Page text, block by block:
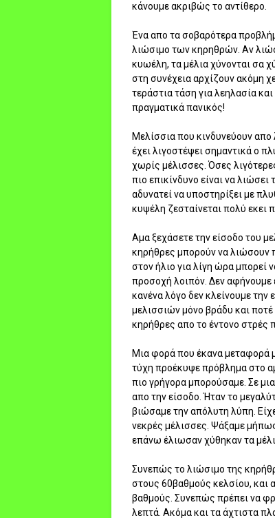
κάνουμε ακριβώς το αντίθερο.
Ένα απο τα σοβαρότερα
λιώσιμο των κηρηθρών. Αν
κυωέλη, τα μέλια χύνονται σα
στη συνέχεια αρχίζουν ακόμη
τεράστια τάση για λεηλασία
πραγματικά πανικός!
Μελίσσια που κινδυνεύουν
έχει λιγοστέψει σημαντικά ο
χωρίς μέλισσες. Όσες
πιο επικίνδυνο είναι να
αδυνατεί να υποστηρίξει με
κυψέλη ζεσταίνεται πολύ εκει
Αμα ξεχάσετε την είσοδο του
κηρήθρες μπορούν να λιώσουν
στον ήλιο για λίγη ώρα μπορεί
προσοχή λοιπόν. Δεν αφήνουμε
κανένα λόγο δεν κλείνουμε την
μελισσιών μόνο βράδυ και
κηρήθρες απο το έντονο στρές
Μια φορά που έκανα μεταφορά
τύχη προέκυψε πρόβλημα στο
πιο γρήγορα μπορούσαμε. Σε
απο την είσοδο. Ήταν το
βιώσαμε την απόλυτη λύπη.
νεκρές μέλισσες. Ψάξαμε
επάνω έλιωσαν χύθηκαν τα
Συνεπώς το λιώσιμο της
στους 60βαθμούς κελσίου, και
βαθμούς. Συνεπώς πρέπει να
λεπτά. Ακόμα και τα άχτιστα